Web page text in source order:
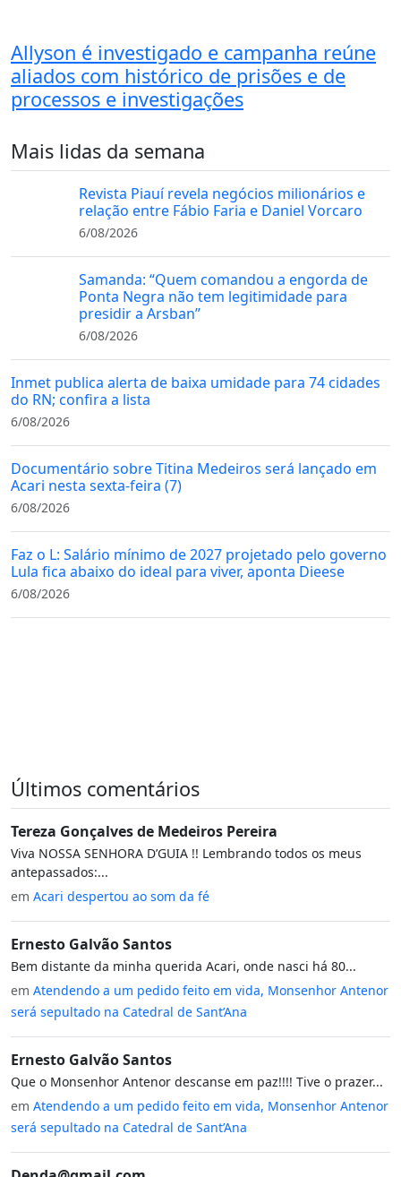
Allyson é investigado e campanha reúne
aliados com histórico de prisões e de
processos e investigações
Mais lidas da semana
Revista Piauí revela negócios milionários e
relação entre Fábio Faria e Daniel Vorcaro
6/08/2026
Samanda: “Quem comandou a engorda de
Ponta Negra não tem legitimidade para
presidir a Arsban”
6/08/2026
Inmet publica alerta de baixa umidade para 74 cidades
do RN; confira a lista
6/08/2026
Documentário sobre Titina Medeiros será lançado em
Acari nesta sexta-feira (7)
6/08/2026
Faz o L: Salário mínimo de 2027 projetado pelo governo
Lula fica abaixo do ideal para viver, aponta Dieese
6/08/2026
Últimos comentários
Tereza Gonçalves de Medeiros Pereira
Viva NOSSA SENHORA D’GUIA !! Lembrando todos os meus
antepassados:...
em Acari despertou ao som da fé
Ernesto Galvão Santos
Bem distante da minha querida Acari, onde nasci há 80...
em Atendendo a um pedido feito em vida, Monsenhor Antenor
será sepultado na Catedral de Sant’Ana
Ernesto Galvão Santos
Que o Monsenhor Antenor descanse em paz!!!! Tive o prazer...
em Atendendo a um pedido feito em vida, Monsenhor Antenor
será sepultado na Catedral de Sant’Ana